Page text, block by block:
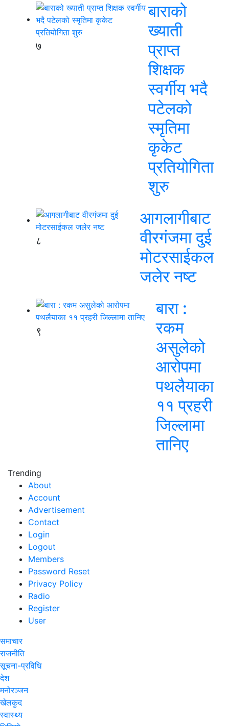
७
बाराको
ख्याती
प्राप्त
शिक्षक
स्वर्गीय भदै
पटेलको
स्मृतिमा
कृकेट
प्रतियोगिता
शुरु
८
आगलागीबाट
वीरगंजमा दुई
मोटरसाईकल
जलेर नष्ट
९
बारा :
रकम
असुलेको
आरोपमा
पथलैयाका
११ प्रहरी
जिल्लामा
तानिए
Trending
About
Account
Advertisement
Contact
Login
Logout
Members
Password Reset
Privacy Policy
Radio
Register
User
समाचार
राजनीति
सूचना-प्रविधि
देश
मनोरञ्जन
खेलकुद
स्वास्थ्य